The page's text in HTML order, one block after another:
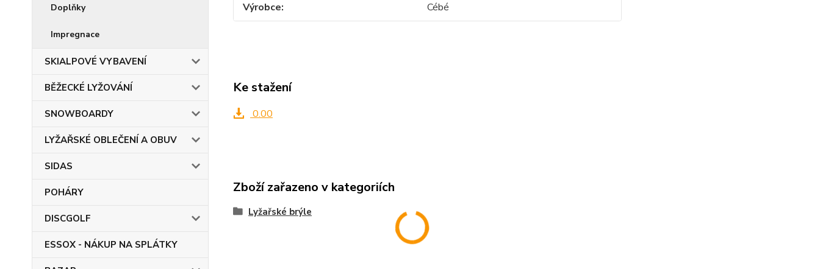
Doplňky
Impregnace
SKIALPOVÉ VYBAVENÍ
BĚŽECKÉ LYŽOVÁNÍ
SNOWBOARDY
LYŽAŘSKÉ OBLEČENÍ A OBUV
SIDAS
POHÁRY
DISCGOLF
ESSOX - NÁKUP NA SPLÁTKY
Výrobce
Cébé
Ke stažení
0.00
Zboží zařazeno v kategoriích
Lyžařské brýle